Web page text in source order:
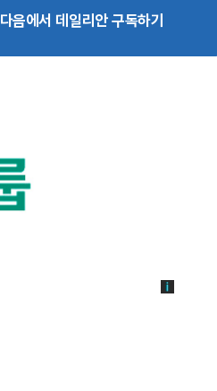
다음에서 데일리안 구독하기